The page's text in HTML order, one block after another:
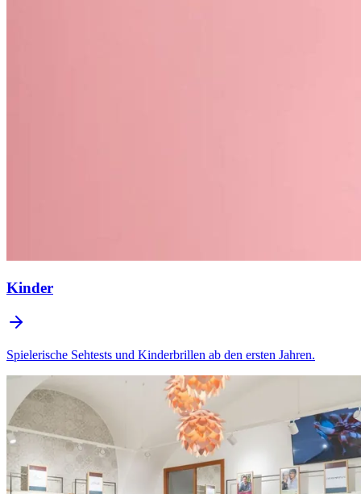
Kinder
Spielerische Sehtests und Kinderbrillen ab den ersten Jahren.